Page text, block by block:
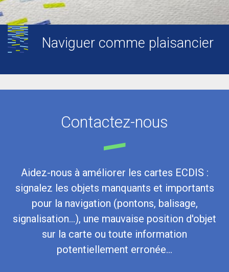
Naviguer comme plaisancier
Contactez-nous
Aidez-nous à améliorer les cartes ECDIS :
signalez les objets manquants et importants
pour la navigation (pontons, balisage,
signalisation...), une mauvaise position d'objet
sur la carte ou toute information
potentiellement erronée…